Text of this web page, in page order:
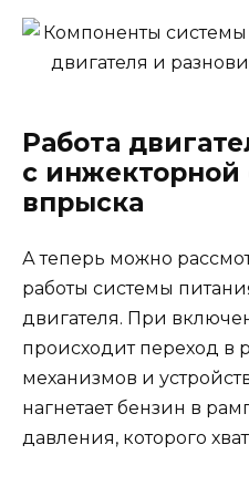
Работа
с инжекторной
впрыска
А теперь можно
работы системы
двигателя. При
происходит переход в
механизмов и
нагнетает бензин в
давления, которого